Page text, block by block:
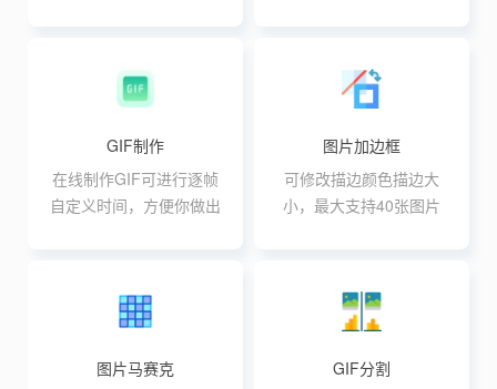
GIF制作
在线制作GIF可进行逐帧
自定义时间，方便你做出
图片加边框
可修改描边颜色描边大
小，最大支持40张图片
图片马赛克
GIF分割